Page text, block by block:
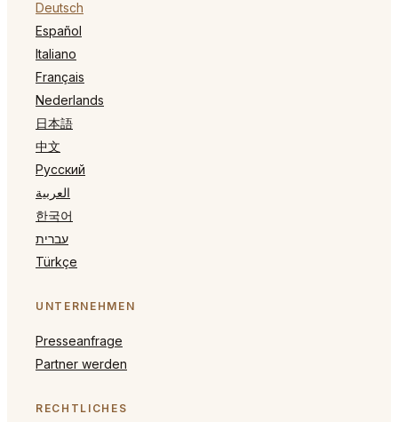
Deutsch
Español
Italiano
Français
Nederlands
日本語
中文
Русский
العربية
한국어
עברית
Türkçe
UNTERNEHMEN
Presseanfrage
Partner werden
RECHTLICHES